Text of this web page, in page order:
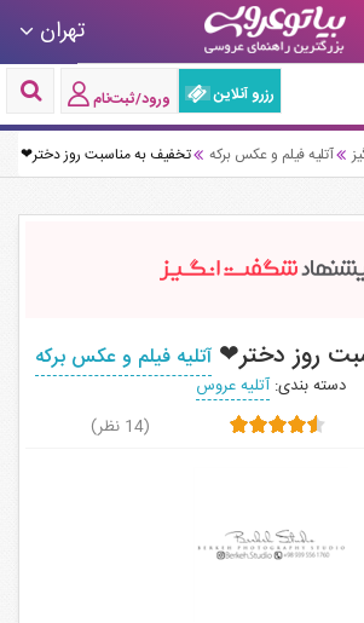
تهران
رزرو آنلاین ورود/ثبت‌نام
آتلیه فیلم و عکس برکه تخفیف به مناسبت روز دختر❤
روز دختر❤ آتلیه فیلم و عکس برکه
دسته بندی: آتلیه عروس
(14 نظر)